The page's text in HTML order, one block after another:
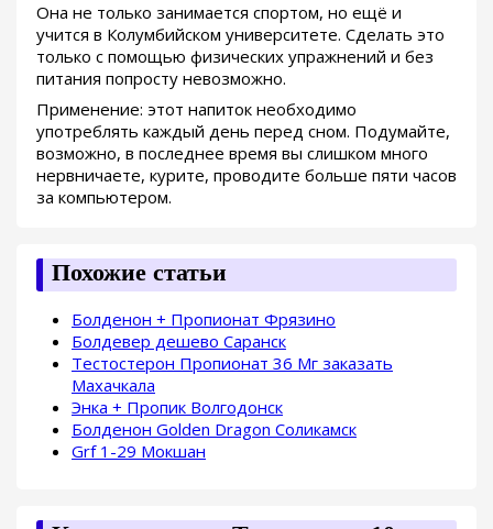
Она не только занимается спортом, но ещё и
учится в Колумбийском университете. Сделать это
только с помощью физических упражнений и без
питания попросту невозможно.
Применение: этот напиток необходимо
употреблять каждый день перед сном. Подумайте,
возможно, в последнее время вы слишком много
нервничаете, курите, проводите больше пяти часов
за компьютером.
Похожие статьи
Болденон + Пропионат Фрязино
Болдевер дешево Саранск
Тестостерон Пропионат 36 Мг заказать
Махачкала
Энка + Пропик Волгодонск
Болденон Golden Dragon Соликамск
Grf 1-29 Мокшан